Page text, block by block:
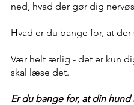
ned, hvad der gør dig
Hvad er du bange for, at der
Vær helt ærlig - det er kun
skal læse det.
Er du bange for, at din hund